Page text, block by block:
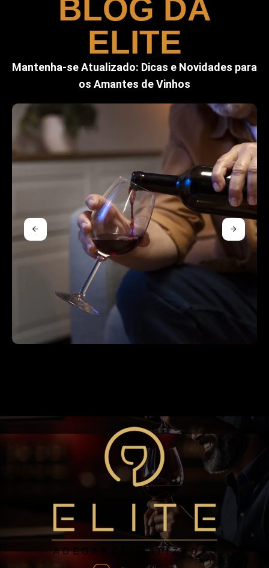
BLOG DA
ELITE
Mantenha-se Atualizado: Dicas e Novidades para
os Amantes de Vinhos
A Importância da Temperatura